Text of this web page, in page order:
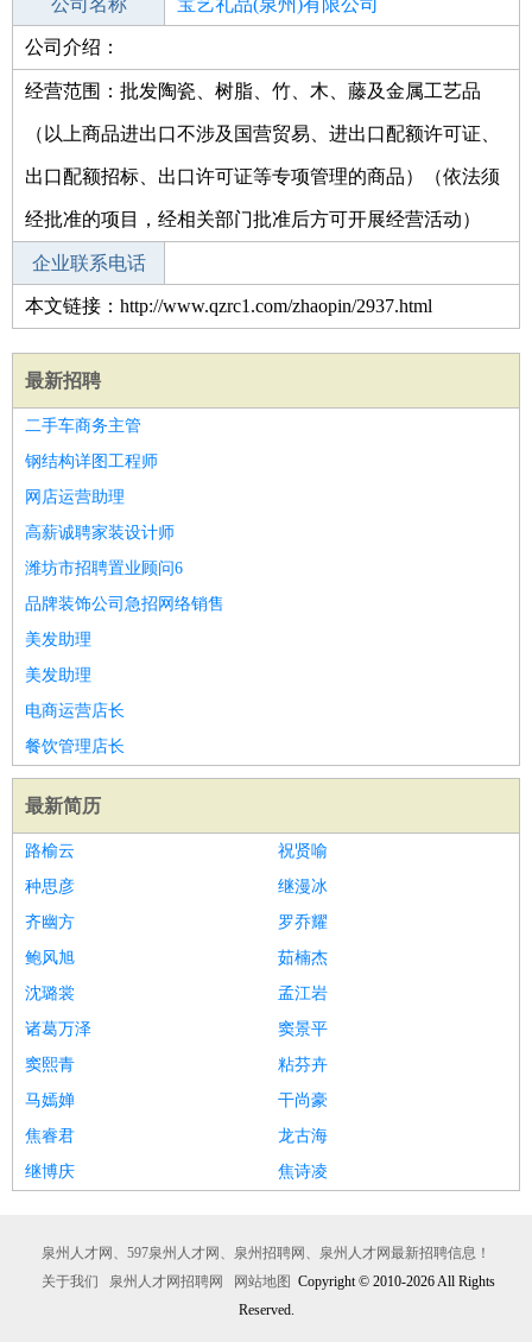
公司名称 宝艺礼品(泉州)有限公司
公司类型
公司介绍：
经营范围：批发陶瓷、树脂、竹、木、藤及金属工艺品
（以上商品进出口不涉及国营贸易、进出口配额许可证、
出口配额招标、出口许可证等专项管理的商品）（依法须
经批准的项目，经相关部门批准后方可开展经营活动）
企业联系电话
本文链接：http://www.qzrc1.com/zhaopin/2937.html
最新招聘
二手车商务主管
钢结构详图工程师
网店运营助理
高薪诚聘家装设计师
潍坊市招聘置业顾问6
品牌装饰公司急招网络销售
美发助理
美发助理
电商运营店长
餐饮管理店长
最新简历
路榆云
祝贤喻
种思彦
继漫冰
齐幽方
罗乔耀
鲍风旭
茹楠杰
沈璐裳
孟江岩
诸葛万泽
窦景平
窦熙青
粘芬卉
马嫣婵
干尚豪
焦睿君
龙古海
继博庆
焦诗凌
泉州人才网、597泉州人才网、泉州招聘网、泉州人才网最新招聘信息！
关于我们
泉州人才网招聘网 网站地图 Copyright © 2010-2026 All Rights
Reserved.